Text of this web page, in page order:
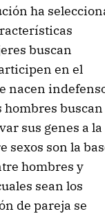
ha
buscan
en el
nacen
hombres buscan
sus genes a la
sexos son la
hombres y
sean los
de pareja se